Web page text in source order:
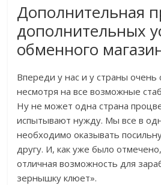
Дополнительная
дополнительных
обменного
Впереди у нас и у страны
несмотря на все возможные
Ну не может одна страна
испытывают нужду. Мы все в
необходимо оказывать
другу. И, как уже было
отличная возможность для
зернышку клюет».